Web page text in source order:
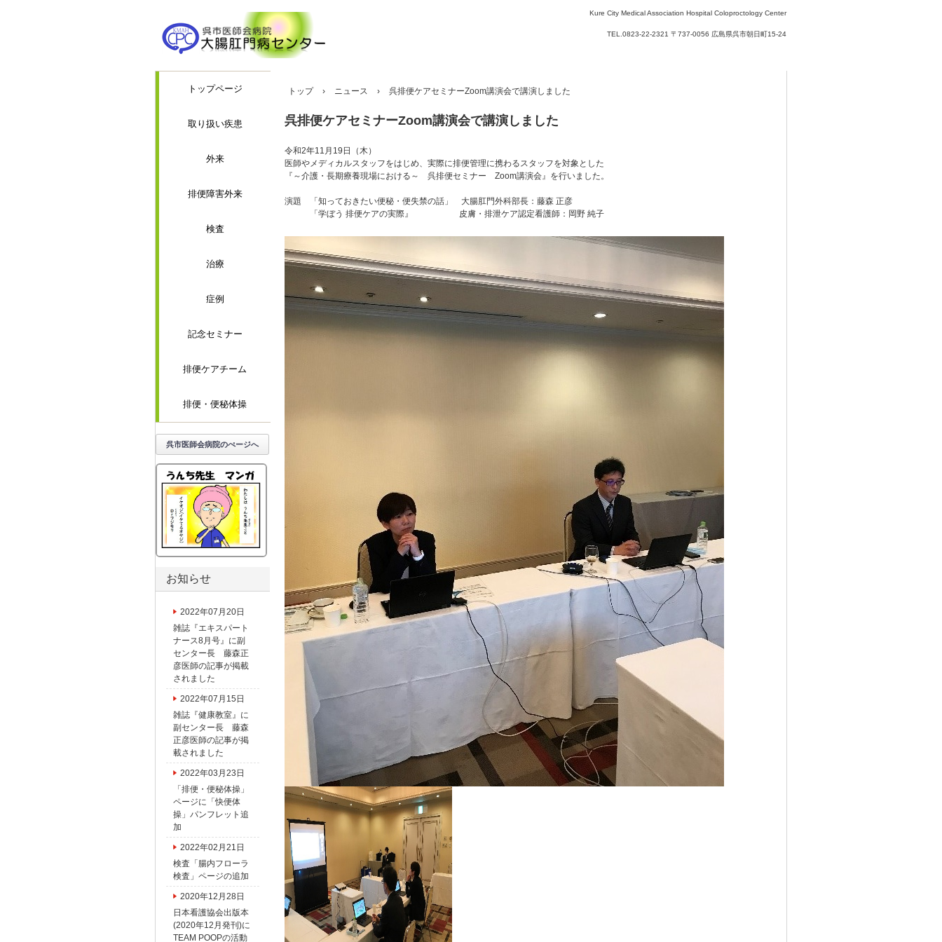
Kure City Medical Association Hospital Coloproctology Center
TEL.0823-22-2321 〒737-0056 広島県呉市朝日町15-24
トップ › ニュース › 呉排便ケアセミナーZoom講演会で講演しました
呉排便ケアセミナーZoom講演会で講演しました
令和2年11月19日（木）
医師やメディカルスタッフをはじめ、実際に排便管理に携わるスタッフを対象とした
『～介護・長期療養現場における～ 呉排便セミナー Zoom講演会』を行いました。
演題 「知っておきたい便秘・便失禁の話」 大腸肛門外科部長：藤森 正彦
「学ぼう 排便ケアの実際』 皮膚・排泄ケア認定看護師：岡野 純子
トップページ
取り扱い疾患
外来
排便障害外来
検査
治療
症例
記念セミナー
排便ケアチーム
排便・便秘体操
呉市医師会病院のぺージへ
お知らせ
2022年07月20日
雑誌『エキスパート
ナース8月号』に副
センター長 藤森正
彦医師の記事が掲載
されました
2022年07月15日
雑誌『健康教室』に
副センター長 藤森
正彦医師の記事が掲
載されました
2022年03月23日
「排便・便秘体操」
ページに「快便体
操」パンフレット追
加
2022年02月21日
検査「腸内フローラ
検査」ページの追加
2020年12月28日
日本看護協会出版本
(2020年12月発刊)に
TEAM POOPの活動